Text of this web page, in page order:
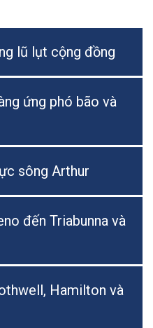
lũ lụt cộng đồng
ứng phó bão và
sông Arthur
đến Triabunna và
Hamilton và